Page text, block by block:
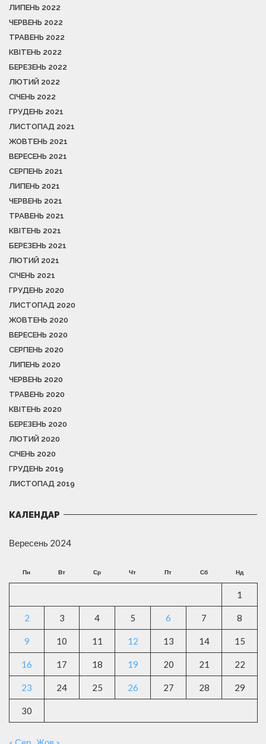
ЛИПЕНЬ 2022
ЧЕРВЕНЬ 2022
ТРАВЕНЬ 2022
КВІТЕНЬ 2022
БЕРЕЗЕНЬ 2022
ЛЮТИЙ 2022
СІЧЕНЬ 2022
ГРУДЕНЬ 2021
ЛИСТОПАД 2021
ЖОВТЕНЬ 2021
ВЕРЕСЕНЬ 2021
СЕРПЕНЬ 2021
ЛИПЕНЬ 2021
ЧЕРВЕНЬ 2021
ТРАВЕНЬ 2021
КВІТЕНЬ 2021
БЕРЕЗЕНЬ 2021
ЛЮТИЙ 2021
СІЧЕНЬ 2021
ГРУДЕНЬ 2020
ЛИСТОПАД 2020
ЖОВТЕНЬ 2020
ВЕРЕСЕНЬ 2020
СЕРПЕНЬ 2020
ЛИПЕНЬ 2020
ЧЕРВЕНЬ 2020
ТРАВЕНЬ 2020
КВІТЕНЬ 2020
БЕРЕЗЕНЬ 2020
ЛЮТИЙ 2020
СІЧЕНЬ 2020
ГРУДЕНЬ 2019
ЛИСТОПАД 2019
КАЛЕНДАР
Вересень 2024
Пн Вт Ср Чт Пт Сб Нд
1
2 3 4 5 6 7 8
9 10 11 12 13 14 15
16 17 18 19 20 21 22
23 24 25 26 27 28 29
30